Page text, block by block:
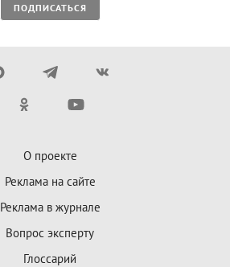
ПОДПИСАТЬСЯ
О проекте
Реклама на сайте
Реклама в журнале
Вопрос эксперту
Глоссарий